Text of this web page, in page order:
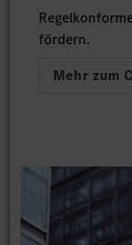
fördern.
Mehr zum